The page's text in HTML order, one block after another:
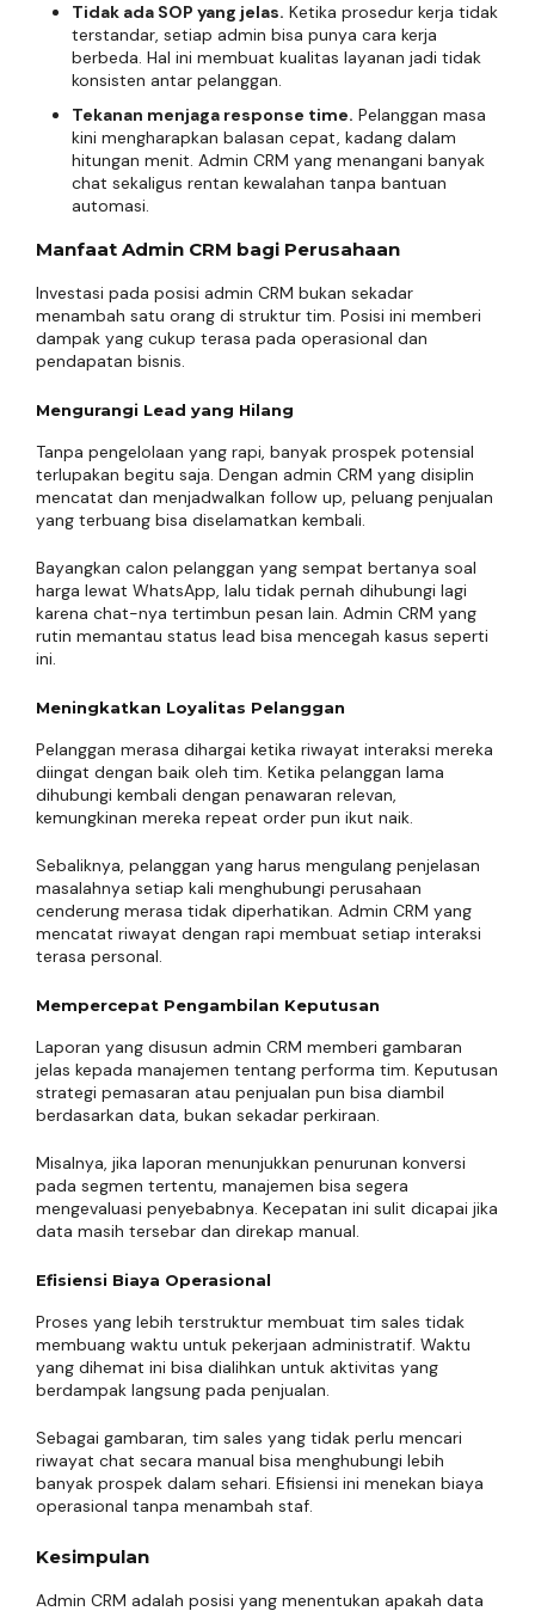
Tidak ada SOP yang jelas. Ketika prosedur kerja tidak
terstandar, setiap admin bisa punya cara kerja
berbeda. Hal ini membuat kualitas layanan jadi tidak
konsisten antar pelanggan.
Tekanan menjaga response time. Pelanggan masa
kini mengharapkan balasan cepat, kadang dalam
hitungan menit. Admin CRM yang menangani banyak
chat sekaligus rentan kewalahan tanpa bantuan
automasi.
Manfaat Admin CRM bagi Perusahaan
Investasi pada posisi admin CRM bukan sekadar
menambah satu orang di struktur tim. Posisi ini memberi
dampak yang cukup terasa pada operasional dan
pendapatan bisnis.
Mengurangi Lead yang Hilang
Tanpa pengelolaan yang rapi, banyak prospek potensial
terlupakan begitu saja. Dengan admin CRM yang disiplin
mencatat dan menjadwalkan follow up, peluang penjualan
yang terbuang bisa diselamatkan kembali.
Bayangkan calon pelanggan yang sempat bertanya soal
harga lewat WhatsApp, lalu tidak pernah dihubungi lagi
karena chat-nya tertimbun pesan lain. Admin CRM yang
rutin memantau status lead bisa mencegah kasus seperti
ini.
Meningkatkan Loyalitas Pelanggan
Pelanggan merasa dihargai ketika riwayat interaksi mereka
diingat dengan baik oleh tim. Ketika pelanggan lama
dihubungi kembali dengan penawaran relevan,
kemungkinan mereka repeat order pun ikut naik.
Sebaliknya, pelanggan yang harus mengulang penjelasan
masalahnya setiap kali menghubungi perusahaan
cenderung merasa tidak diperhatikan. Admin CRM yang
mencatat riwayat dengan rapi membuat setiap interaksi
terasa personal.
Mempercepat Pengambilan Keputusan
Laporan yang disusun admin CRM memberi gambaran
jelas kepada manajemen tentang performa tim. Keputusan
strategi pemasaran atau penjualan pun bisa diambil
berdasarkan data, bukan sekadar perkiraan.
Misalnya, jika laporan menunjukkan penurunan konversi
pada segmen tertentu, manajemen bisa segera
mengevaluasi penyebabnya. Kecepatan ini sulit dicapai jika
data masih tersebar dan direkap manual.
Efisiensi Biaya Operasional
Proses yang lebih terstruktur membuat tim sales tidak
membuang waktu untuk pekerjaan administratif. Waktu
yang dihemat ini bisa dialihkan untuk aktivitas yang
berdampak langsung pada penjualan.
Sebagai gambaran, tim sales yang tidak perlu mencari
riwayat chat secara manual bisa menghubungi lebih
banyak prospek dalam sehari. Efisiensi ini menekan biaya
operasional tanpa menambah staf.
Kesimpulan
Admin CRM adalah posisi yang menentukan apakah data